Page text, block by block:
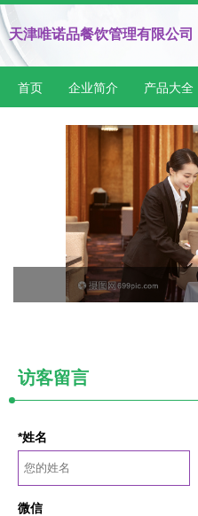
天津唯诺品餐饮管理有限公司
首页 企业简介 产品大全
访客留言
*姓名
微信